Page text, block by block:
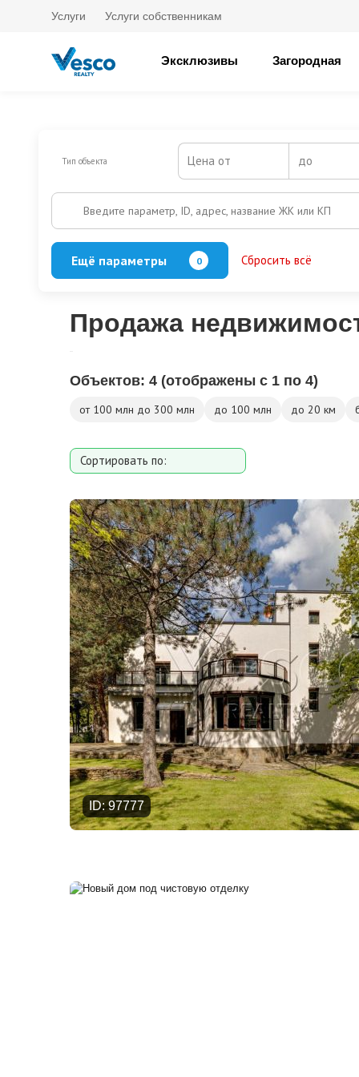
Услуги Услуги собственникам
Эксклюзивы Загородная
Тип объекта Цена от до
Введите параметр, ID, адрес, название ЖК или КП
Ещё параметры 0 Сбросить всё
Продажа
Объектов: 4 (отображены с 1 по 4)
от 100 млн до 300 млн до 100 млн до 20 км
Сортировать по:
Площади участка
Расстоянию от МКАД
Дате добавления
Цене
ID: 97777